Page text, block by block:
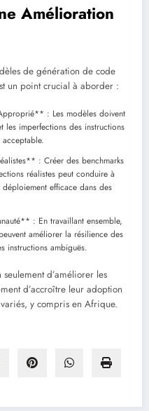
Amélioration
de génération de code
un point crucial à aborder :
: Les modèles doivent
les imperfections des instructions
: Créer des benchmarks
réalistes peut conduire à
efficace dans des
: En travaillant ensemble,
améliorer la résilience des
instructions ambiguës.
d’améliorer les
d’accroître leur adoption
y compris en Afrique.